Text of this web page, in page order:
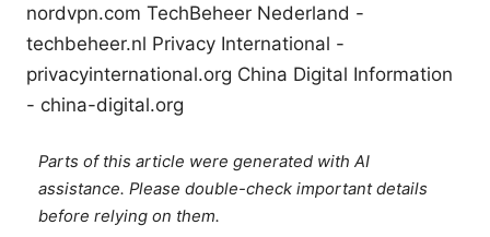
nordvpn.com TechBeheer Nederland -
techbeheer.nl Privacy International -
privacyinternational.org China Digital Information
- china-digital.org
Parts of this article were generated with AI
assistance. Please double-check important details
before relying on them.